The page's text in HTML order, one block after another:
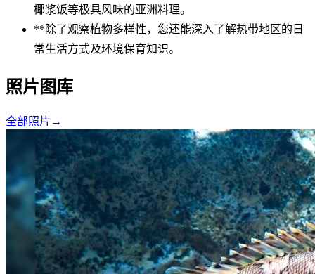
椰浆饭等极具风味的亚洲料理。
**除了观察植物多样性，您还能深入了解热带地区的日
常生活方式及环境保育知识。
照片图库
全部照片 →